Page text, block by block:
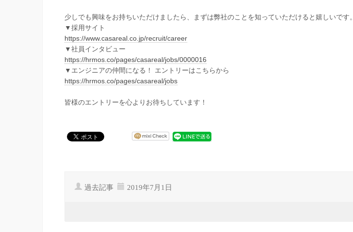
少しでも興味をお持ちいただけましたら、まずは弊社のことを知っていただけると嬉しいです。
▼採用サイト
https://www.casareal.co.jp/recruit/career
▼社員インタビュー
https://hrmos.co/pages/casareal/jobs/0000016
▼エンジニアの仲間になる！ エントリーはこちらから
https://hrmos.co/pages/casareal/jobs
皆様のエントリーを心よりお待ちしています！
過去記事 2019年7月1日